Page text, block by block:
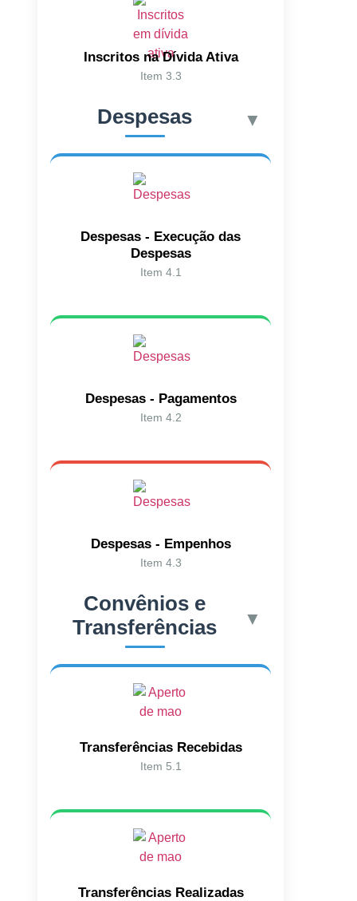
Inscritos na Dívida Ativa
Item 3.3
Despesas ▼
Despesas - Execução das
Despesas
Item 4.1
Despesas - Pagamentos
Item 4.2
Despesas - Empenhos
Item 4.3
Convênios e
Transferências
▼
Transferências Recebidas
Item 5.1
Transferências Realizadas